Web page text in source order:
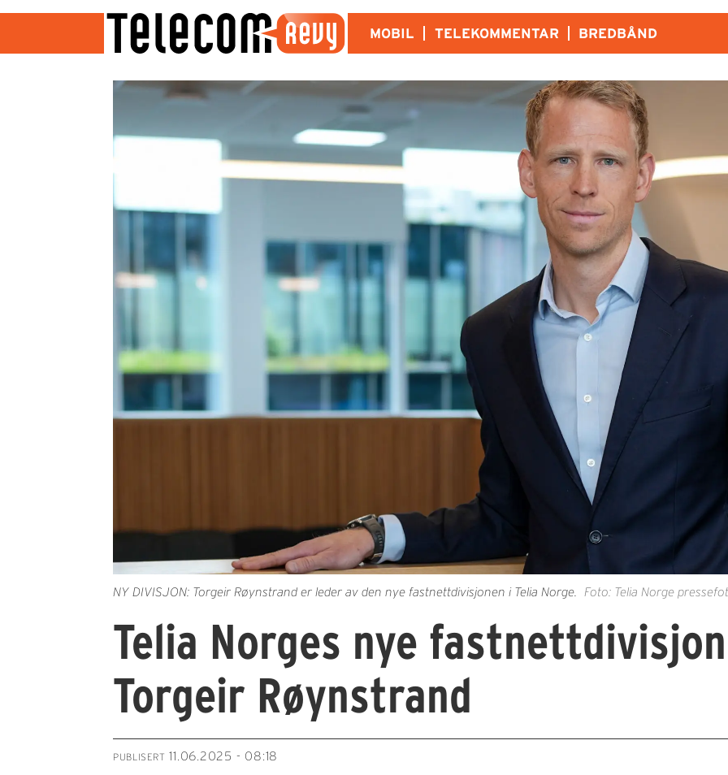
MOBIL TELEKOMMENTAR BREDBÅND
NY DIVISJON: Torgeir Røynstrand er leder av den nye fastnettdivisjonen i Telia Norge. Foto: Telia Norge
Telia Norges nye
Torgeir Røynstrand
PUBLISERT 11.06.2025 - 08:18